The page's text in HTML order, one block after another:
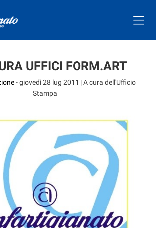
UFFICI FORM.ART
-giovedì 28 lug 2011 | A cura dell'Ufficio
Stampa